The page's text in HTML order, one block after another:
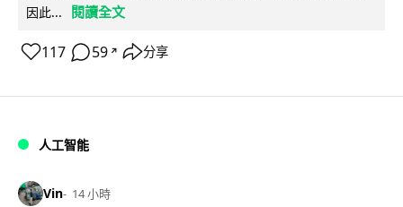
因此...
閱讀全文
117 59 ↗ 分享
人工智能
Vin 14 小時